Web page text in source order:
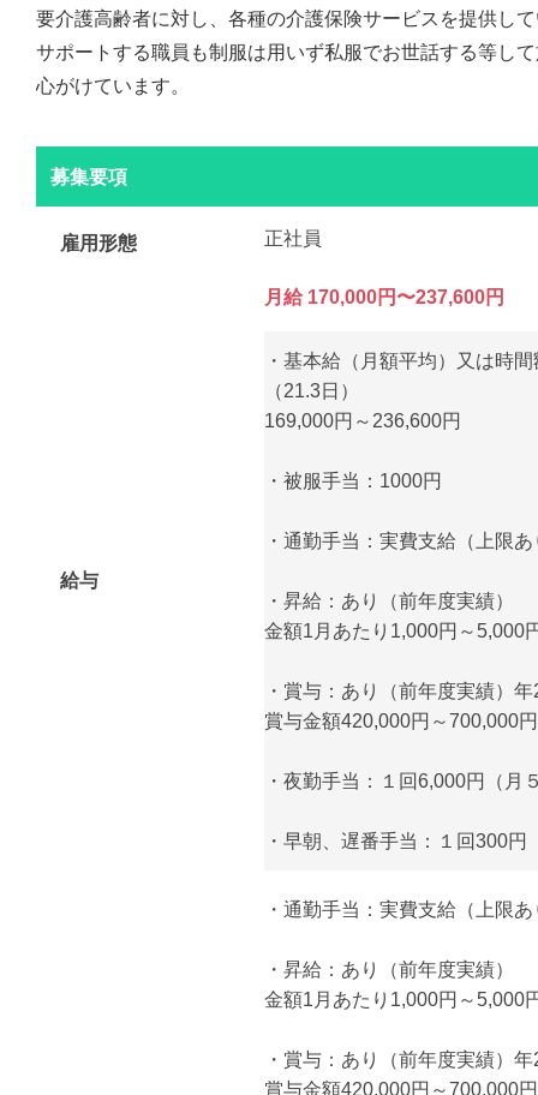
要介護高齢者に対し、各種の介護保険サービスを提供し
サポートする職員も制服は用いず私服でお世話する等し
心がけています。
募集要項
雇用形態 正社員
給与
月給 170,000円〜237,600円
・基本給（月額平均）又は時
（21.3日）
169,000円～236,600円
・被服手当：1000円
・通勤手当：実費支給（上限
・昇給：あり（前年度実績）
金額1月あたり1,000円～5,000
・賞与：あり（前年度実績）年
賞与金額420,000円～700,000円
・夜勤手当：１回6,000円（月
・早朝、遅番手当：１回300円
・通勤手当：実費支給（上限
・昇給：あり（前年度実績）
金額1月あたり1,000円～5,000
・賞与：あり（前年度実績）年
賞与金額420,000円～700,000円